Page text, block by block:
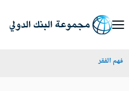
الفقر